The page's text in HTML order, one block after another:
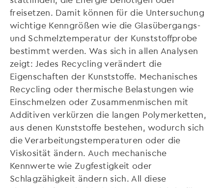
freisetzen. Damit können für die Untersuchung
wichtige Kenngrößen wie die Glasübergangs-
und Schmelztemperatur der Kunststoffprobe
bestimmt werden. Was sich in allen Analysen
zeigt: Jedes Recycling verändert die
Eigenschaften der Kunststoffe. Mechanisches
Recycling oder thermische Belastungen wie
Einschmelzen oder Zusammenmischen mit
Additiven verkürzen die langen Polymerketten,
aus denen Kunststoffe bestehen, wodurch sich
die Verarbeitungstemperaturen oder die
Viskosität ändern. Auch mechanische
Kennwerte wie Zugfestigkeit oder
Schlagzähigkeit ändern sich. All diese